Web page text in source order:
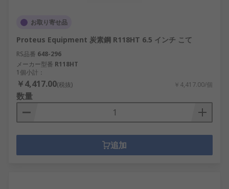
お取り寄せ品
Proteus Equipment 炭素鋼 R118HT 6.5 インチ こて
RS品番 648-296
メーカー型番 R118HT
1個小計：
￥4,417.00(税抜) ￥4,417.00/個
数量
追加